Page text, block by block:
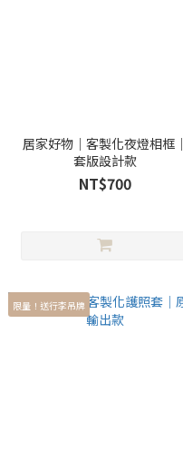
居家好物｜客製化夜燈相框｜
套版設計款
NT$700
限量！送行李吊牌